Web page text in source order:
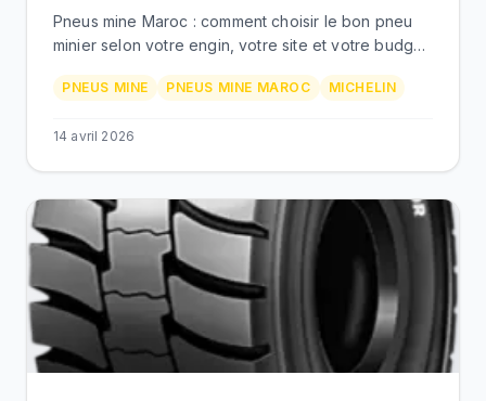
Pneus mine Maroc : comment choisir le bon pneu
minier selon votre engin, votre site et votre budget.
conseils BEKS.
PNEUS MINE PNEUS MINE MAROC MICHELIN
14 avril 2026